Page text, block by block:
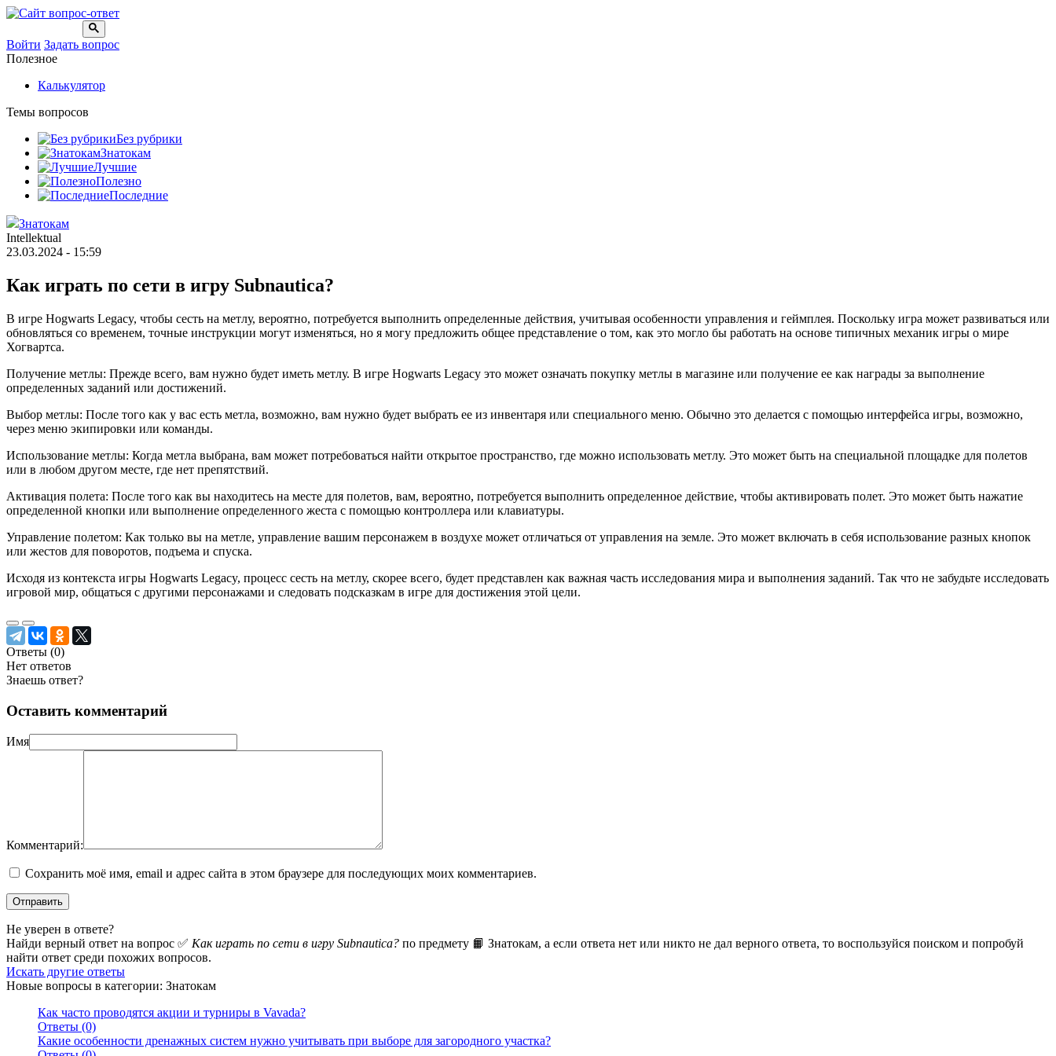
Войти Задать вопрос
Полезное
Калькулятор
Темы вопросов
Без рубрики
Знатокам
Лучшие
Полезно
Последние
Знатокам
Intellektual
23.03.2024 - 15:59
Как играть по сети в игру Subnautica?
В игре Hogwarts Legacy, чтобы сесть на метлу, вероятно, потребуется выполнить определенные действия, учитывая особенности управления и геймплея. Поскольку игра может развиваться или
обновляться со временем, точные инструкции могут изменяться, но я могу предложить общее представление о том, как это могло бы работать на основе типичных механик игры о мире
Хогвартса.
Получение метлы: Прежде всего, вам нужно будет иметь метлу. В игре Hogwarts Legacy это может означать покупку метлы в магазине или получение ее как награды за выполнение
определенных заданий или достижений.
Выбор метлы: После того как у вас есть метла, возможно, вам нужно будет выбрать ее из инвентаря или специального меню. Обычно это делается с помощью интерфейса игры, возможно,
через меню экипировки или команды.
Использование метлы: Когда метла выбрана, вам может потребоваться найти открытое пространство, где можно использовать метлу. Это может быть на специальной площадке для полетов
или в любом другом месте, где нет препятствий.
Активация полета: После того как вы находитесь на месте для полетов, вам, вероятно, потребуется выполнить определенное действие, чтобы активировать полет. Это может быть нажатие
определенной кнопки или выполнение определенного жеста с помощью контроллера или клавиатуры.
Управление полетом: Как только вы на метле, управление вашим персонажем в воздухе может отличаться от управления на земле. Это может включать в себя использование разных кнопок
или жестов для поворотов, подъема и спуска.
Исходя из контекста игры Hogwarts Legacy, процесс сесть на метлу, скорее всего, будет представлен как важная часть исследования мира и выполнения заданий. Так что не забудьте исследовать
игровой мир, общаться с другими персонажами и следовать подсказкам в игре для достижения этой цели.
Ответы (0)
Нет ответов
Знаешь ответ?
Оставить комментарий
Имя
Комментарий:
Сохранить моё имя, email и адрес сайта в этом браузере для последующих моих комментариев.
Не уверен в ответе?
Найди верный ответ на вопрос ✅ Как играть по сети в игру Subnautica? по предмету 📙 Знатокам, а если ответа нет или никто не дал верного ответа, то воспользуйся поиском и попробуй
найти ответ среди похожих вопросов.
Искать другие ответы
Новые вопросы в категории: Знатокам
Как часто проводятся акции и турниры в Vavada?
Ответы (0)
Какие особенности дренажных систем нужно учитывать при выборе для загородного участка?